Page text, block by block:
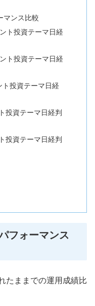
マンス比較
ト投資テーマ日経
ト投資テーマ日経
投資テーマ日経
投資テーマ日経判
投資テーマ日経判
フォーマンス
たままでの運用成績比